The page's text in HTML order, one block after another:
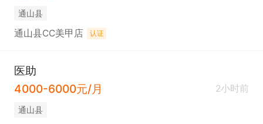
通山县
通山县CC美甲店 认证
医助
4000-6000元/月
2小时前
通山县